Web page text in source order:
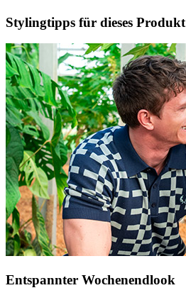
Stylingtipps für dieses Produkt
Entspannter Wochenendlook